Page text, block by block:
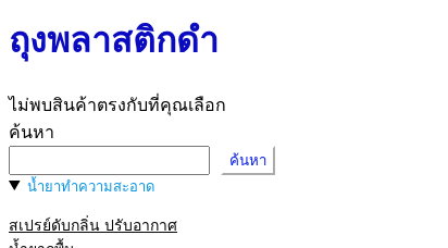
ถุงพลาสติกดำ
ไม่พบสินค้าตรงกับที่คุณเลือก
ค้นหา
ค้นหา
น้ำยาทำความสะอาด
สเปรย์ดับกลิ่น ปรับอากาศ